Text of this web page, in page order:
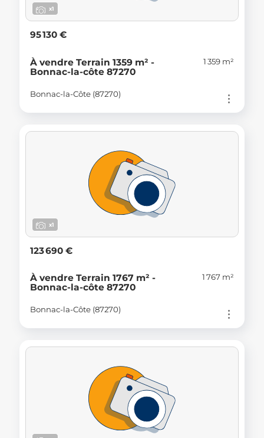
x1
95 130 €
À vendre Terrain 1359 m² -
Bonnac-la-côte 87270
1 359 m²
Bonnac-la-Côte (87270)
x1
123 690 €
À vendre Terrain 1767 m² -
Bonnac-la-côte 87270
1 767 m²
Bonnac-la-Côte (87270)